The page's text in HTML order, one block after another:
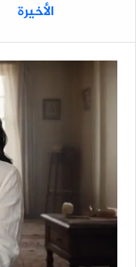
الأخيرة